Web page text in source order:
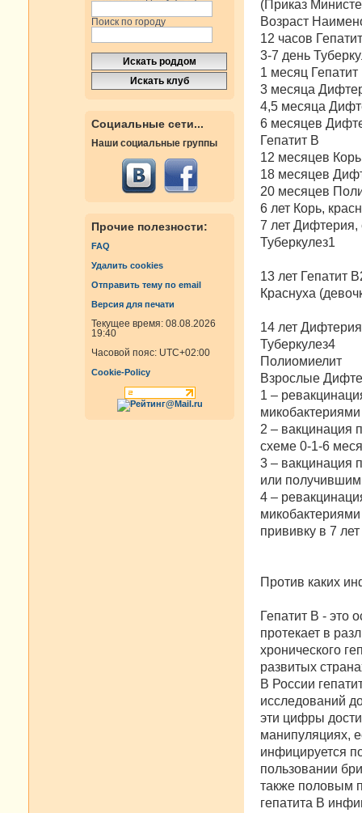
Поиск по городу
Социальные сети...
Наши социальные группы
Прочие полезности:
FAQ
Удалить cookies
Отправить тему по email
Версия для печати
Текущее время: 08.08.2026
19:40
Часовой пояс: UTC+02:00
Cookie-Policy
(Приказ
Возраст
12 часов
3-7 день
1 месяц Гепатит
3 месяца
4,5 месяца
6 месяцев
Гепатит В
12 месяцев
18 месяцев
20 месяцев
6 лет Корь,
7 лет Дифтерия,
Туберкулез1
13 лет Гепатит
Краснуха
14 лет
Туберкулез4
Полиомиелит
Взрослые
1 –
2 – вакцинация
схеме 0-1-6
3 – вакцинация
или получившим
4 –
прививку в 7 лет
Против каких
Гепатит В - это
протекает в
хронического
развитых
В России
исследований
эти цифры
манипуляциях,
инфицируется
пользовании
также половым
гепатита В